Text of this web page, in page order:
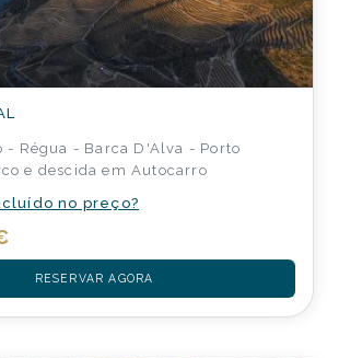
- Régua - Barca D'Alva - Porto
e descida em Autocarro
no preço?
RESERVAR AGORA